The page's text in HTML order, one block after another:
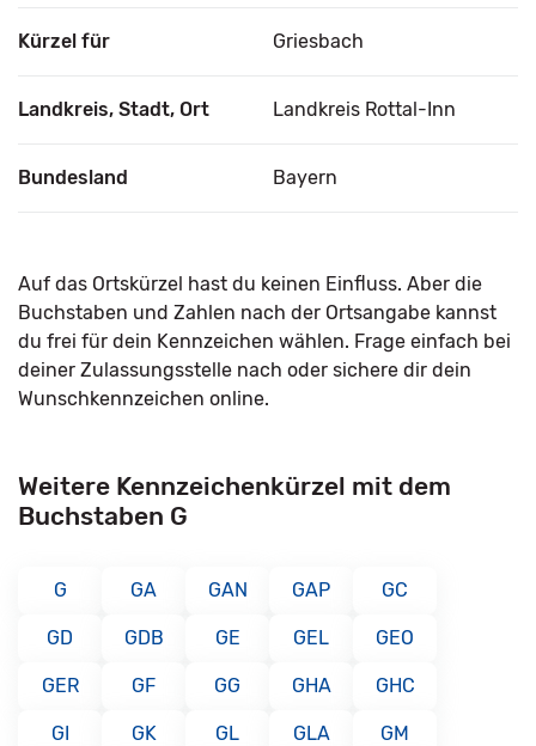
Kürzel für Griesbach
Landkreis, Stadt, Ort Landkreis Rottal-Inn
Bundesland Bayern
Auf das Ortskürzel hast du keinen Einfluss. Aber die
Buchstaben und Zahlen nach der Ortsangabe kannst
du frei für dein Kennzeichen wählen. Frage einfach bei
deiner Zulassungsstelle nach oder sichere dir dein
Wunschkennzeichen online.
Weitere Kennzeichenkürzel mit dem
Buchstaben G
G GA GAN GAP GC
GD GDB GE GEL GEO
GER GF GG GHA GHC
GI GK GL GLA GM